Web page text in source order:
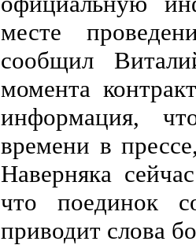
месте
сообщил
момента
информация,
времени в
Наверняка
что поединок
приводит слова